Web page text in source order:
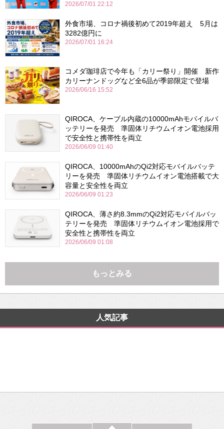
2026/07/01 22:12
外食市場、コロナ禍後初めて2019年超え 5月は
3282億円に
2026/07/01 16:24
コメダ珈琲店で今年も「カリー祭り」開催 新作
カリーナンドッグなど全6品が季節限定で登場
2026/06/16 15:52
QIROCA、ケーブル内蔵の10000mAhモバイルバ
ッテリーを発売 準固体リチウムイオン電池採用
で安全性と携帯性を両立
2026/06/09 01:40
QIROCA、10000mAhのQi2対応モバイルバッテ
リーを発売 準固体リチウムイオン電池搭載で大
容量と安全性を両立
2026/06/09 01:23
QIROCA、薄さ約8.3mmのQi2対応モバイルバッ
テリーを発売 準固体リチウムイオン電池採用で
安全性と携帯性を両立
2026/06/09 01:08
もっとみる
人気記事